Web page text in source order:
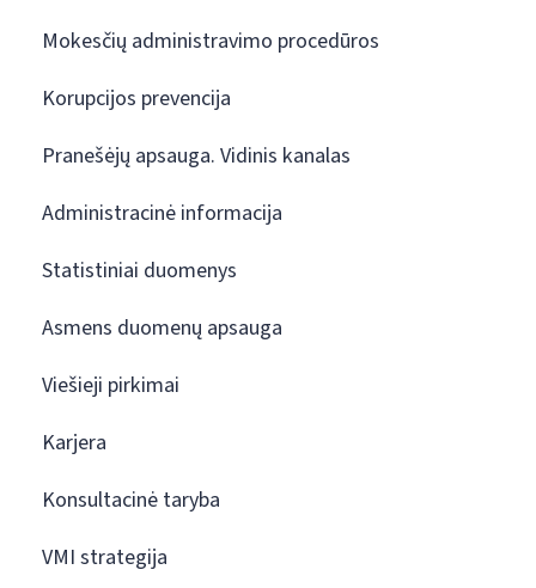
Mokesčių administravimo procedūros
Korupcijos prevencija
Pranešėjų apsauga. Vidinis kanalas
Administracinė informacija
Statistiniai duomenys
Asmens duomenų apsauga
Viešieji pirkimai
Karjera
Konsultacinė taryba
VMI strategija